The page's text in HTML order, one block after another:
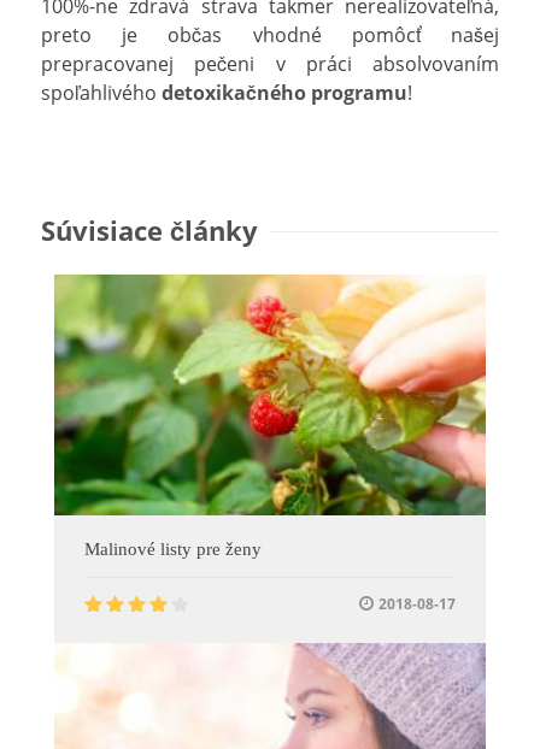
100%-ne zdravá strava takmer nerealizovateľná,
preto je občas vhodné pomôcť našej
prepracovanej pečeni v práci absolvovaním
spoľahlivého detoxikačného programu!
Súvisiace články
Malinové listy pre ženy
2018-08-17